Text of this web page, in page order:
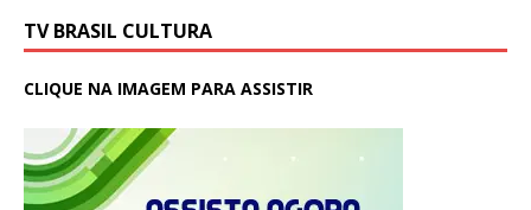
TV BRASIL CULTURA
CLIQUE NA IMAGEM PARA ASSISTIR